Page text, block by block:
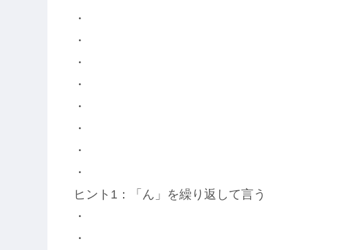
・
・
・
・
・
・
・
・
ヒント1：「ん」を繰り返して言う
・
・